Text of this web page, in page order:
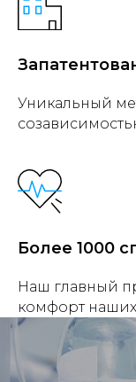
Уникальный
Более 1000
Наш главный
комфорт